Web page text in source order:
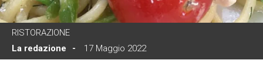
RISTORAZIONE
La redazione
17 Maggio 2022